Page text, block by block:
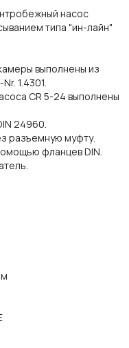
насос
типа "ин-лайн"
выполнены из
1.4301.
CR 5-24 выполнены
24960.
разъемную муфту.
фланцев DIN.